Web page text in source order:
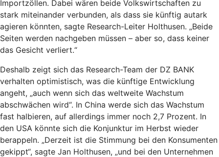
Importzöllen. Dabei wären beide Volkswirtschaften zu
stark miteinander verbunden, als dass sie künftig autark
agieren könnten, sagte Research-Leiter Holthusen. „Beide
Seiten werden nachgeben müssen – aber so, dass keiner
das Gesicht verliert.“
Deshalb zeigt sich das Research-Team der DZ BANK
verhalten optimistisch, was die künftige Entwicklung
angeht, „auch wenn sich das weltweite Wachstum
abschwächen wird“. In China werde sich das Wachstum
fast halbieren, auf allerdings immer noch 2,7 Prozent. In
den USA könnte sich die Konjunktur im Herbst wieder
berappeln. „Derzeit ist die Stimmung bei den Konsumenten
gekippt“, sagte Jan Holthusen, „und bei den Unternehmen